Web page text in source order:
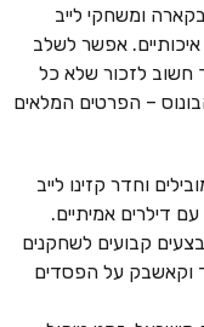
ומשחקי לייב
נוספים עם דילרים אמיתיים, דרך שידורי HD איכותיים. אפשר לשלב
חשוב לזכור שלא כל
– הפרטים המלאים
וחדר קזינו לייב
דילרים אמיתיים.
קבועים לשחקנים
וקאשבק על הפסדים